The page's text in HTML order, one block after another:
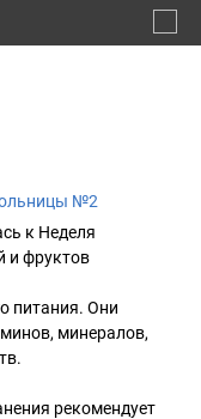
№2
к Неделя
и фруктов
питания. Они
минералов,
рекомендует